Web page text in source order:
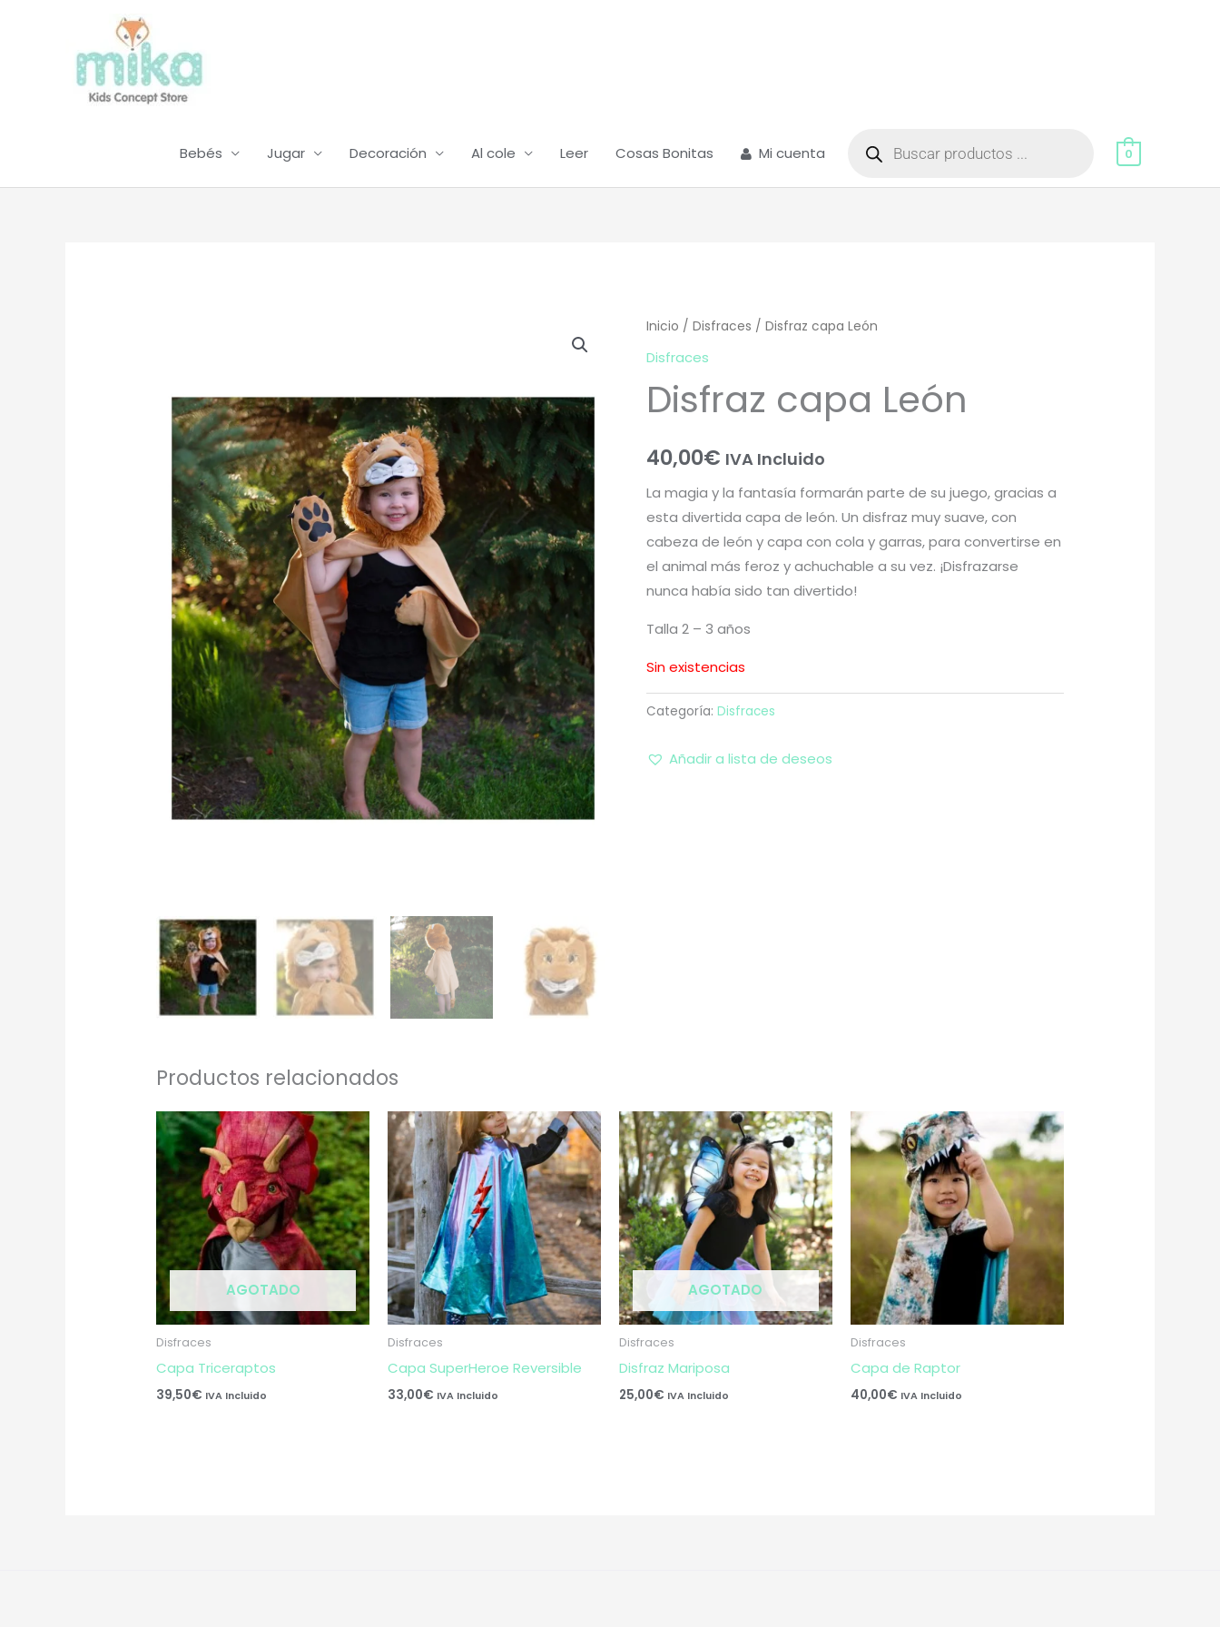
Bebés Jugar Decoración Al cole Leer Cosas Bonitas Mi cuenta productos 0
Inicio / Disfraces / Disfraz capa León
Disfraces
Disfraz capa León
40,00€ IVA Incluido
La magia y la fantasía formarán parte de su juego, gracias a
esta divertida capa de león. Un disfraz muy suave, con
cabeza de león y capa con cola y garras, para convertirse en
el animal más feroz y achuchable a su vez. ¡Disfrazarse
nunca había sido tan divertido!
Talla 2 – 3 años
Sin existencias
Categoría: Disfraces
Añadir a lista de deseos
Productos relacionados
AGOTADO
Disfraces
Capa Triceraptos
39,50€ IVA Incluido
Disfraces
Capa SuperHeroe Reversible
33,00€ IVA Incluido
AGOTADO
Disfraces
Disfraz Mariposa
25,00€ IVA Incluido
Disfraces
Capa de Raptor
40,00€ IVA Incluido